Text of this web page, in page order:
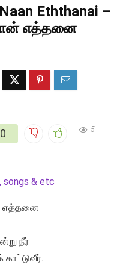
Eththanai –
எத்தனை
0 5
songs & etc
எத்தனை
நீர்